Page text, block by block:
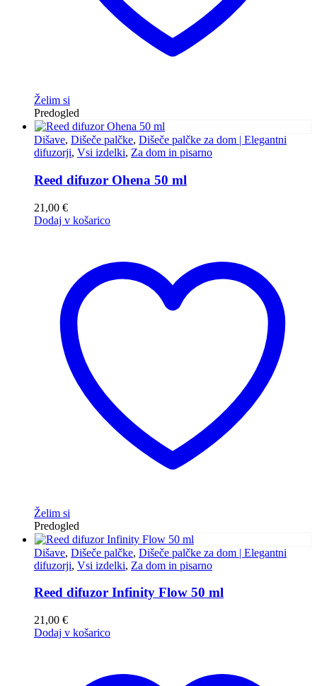
Želim si
Predogled
Dišave, Dišeče palčke, Dišeče palčke za dom | Elegantni
difuzorji, Vsi izdelki, Za dom in pisarno
Reed difuzor Ohena 50 ml
21,00 €
Dodaj v košarico
Želim si
Predogled
Dišave, Dišeče palčke, Dišeče palčke za dom | Elegantni
difuzorji, Vsi izdelki, Za dom in pisarno
Reed difuzor Infinity Flow 50 ml
21,00 €
Dodaj v košarico